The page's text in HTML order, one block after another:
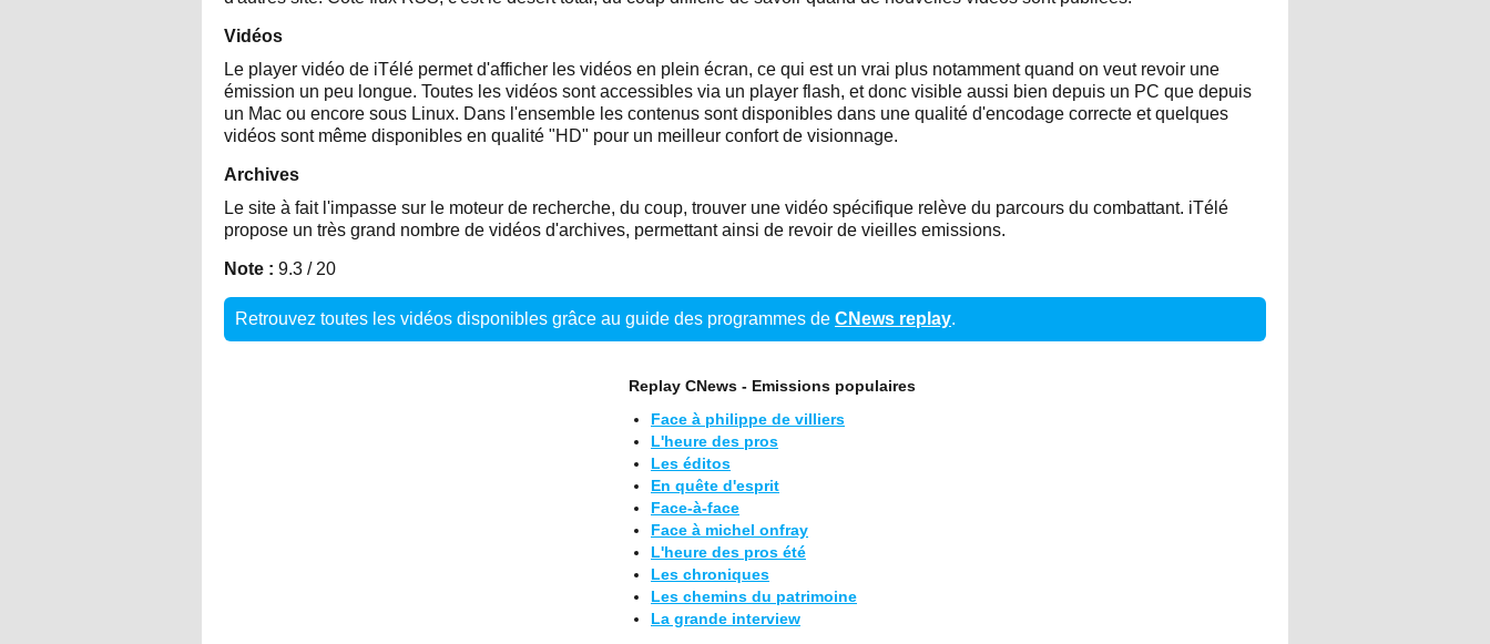
Vidéos
Le player vidéo de iTélé permet d'afficher les vidéos en plein écran, ce qui est un vrai plus notamment quand on veut revoir une
émission un peu longue. Toutes les vidéos sont accessibles via un player flash, et donc visible aussi bien depuis un PC que depuis
un Mac ou encore sous Linux. Dans l'ensemble les contenus sont disponibles dans une qualité d'encodage correcte et quelques
vidéos sont même disponibles en qualité "HD" pour un meilleur confort de visionnage.
Archives
Le site à fait l'impasse sur le moteur de recherche, du coup, trouver une vidéo spécifique relève du parcours du combattant. iTélé
propose un très grand nombre de vidéos d'archives, permettant ainsi de revoir de vieilles emissions.
Note : 9.3 / 20
Retrouvez toutes les vidéos disponibles grâce au guide des programmes de CNews replay.
Replay CNews - Emissions populaires
Face à philippe de villiers
L'heure des pros
Les éditos
En quête d'esprit
Face-à-face
Face à michel onfray
L'heure des pros été
Les chroniques
Les chemins du patrimoine
La grande interview